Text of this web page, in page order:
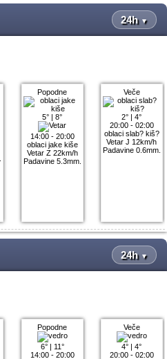
24h ▼
Popodne
5° |8°
14:00 - 20:00
oblaci jake kiše
Vetar Z 22km/h
Padavine 5.3mm.
Veče
2° |4°
20:00 - 02:00
oblaci slab? kiš?
Vetar J 12km/h
Padavine 0.6mm.
24h ▼
Popodne
6°| 11°
14:00 - 20:00
Veče
4° |4°
20:00 - 02:00